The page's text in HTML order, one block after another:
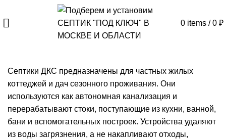
0 items / 0 ₽
Септики ДКС предназначены для частных жилых
коттеджей и дач сезонного проживания. Они
используются как автономная канализация и
перерабатывают стоки, поступающие из кухни, ванной,
бани и вспомогательных построек. Устройства удаляют
из воды загрязнения, а не накапливают отходы,